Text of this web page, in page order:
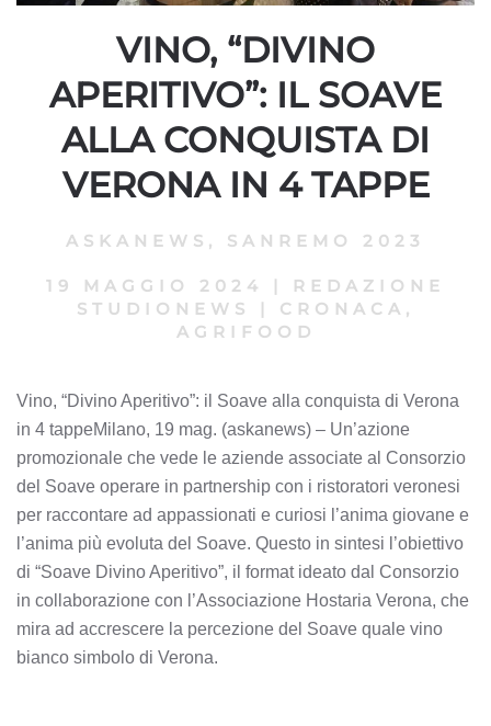
VINO, “DIVINO
APERITIVO”: IL SOAVE
ALLA CONQUISTA DI
VERONA IN 4 TAPPE
ASKANEWS , SANREMO 2023
19 MAGGIO 2024 |
REDAZIONE
STUDIONEWS
| CRONACA,
AGRIFOOD
Vino, “Divino Aperitivo”: il Soave alla conquista di Verona
in 4 tappeMilano, 19 mag. (askanews) – Un’azione
promozionale che vede le aziende associate al Consorzio
del Soave operare in partnership con i ristoratori veronesi
per raccontare ad appassionati e curiosi l’anima giovane e
l’anima più evoluta del Soave. Questo in sintesi l’obiettivo
di “Soave Divino Aperitivo”, il format ideato dal Consorzio
in collaborazione con l’Associazione Hostaria Verona, che
mira ad accrescere la percezione del Soave quale vino
bianco simbolo di Verona.